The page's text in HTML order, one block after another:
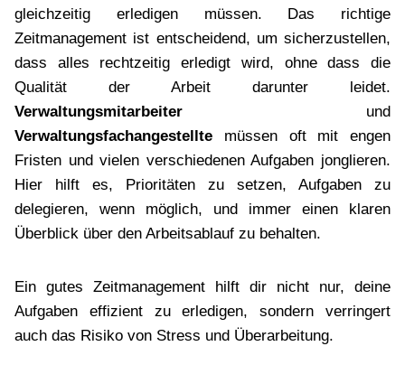
gleichzeitig erledigen müssen. Das richtige
Zeitmanagement ist entscheidend, um sicherzustellen,
dass alles rechtzeitig erledigt wird, ohne dass die
Qualität der Arbeit darunter leidet.
Verwaltungsmitarbeiter und
Verwaltungsfachangestellte müssen oft mit engen
Fristen und vielen verschiedenen Aufgaben jonglieren.
Hier hilft es, Prioritäten zu setzen, Aufgaben zu
delegieren, wenn möglich, und immer einen klaren
Überblick über den Arbeitsablauf zu behalten.
Ein gutes Zeitmanagement hilft dir nicht nur, deine
Aufgaben effizient zu erledigen, sondern verringert
auch das Risiko von Stress und Überarbeitung.